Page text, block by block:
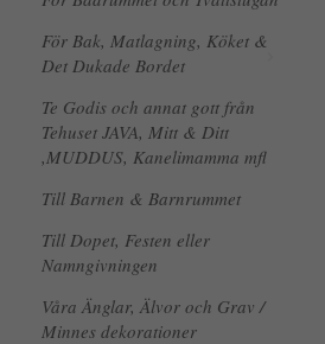
För Bak, Matlagning, Köket &
Det Dukade Bordet
Te Godis och annat gott från
Tehuset JAVA, Mitt & Ditt
,MUDDUS, Kanelimamma mfl
Till Barnen & Barnrummet
Till Dopet, Festen eller
Namngivningen
Våra Änglar, Älvor och Grav /
Minnes dekorationer